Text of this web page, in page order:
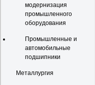
модернизация
промышленного
оборудования
Промышленные и
автомобильные
подшипники
Металлургия